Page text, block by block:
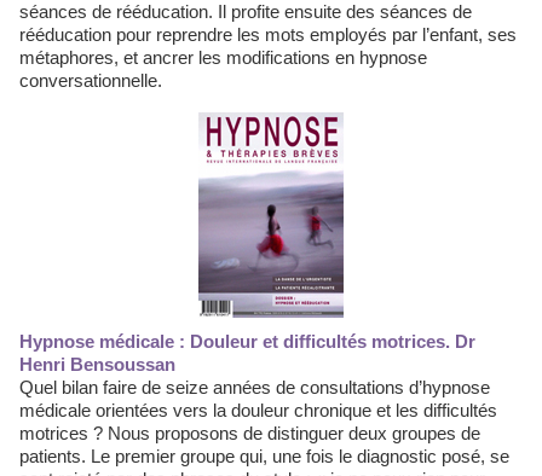
séances de rééducation. Il profite ensuite des séances de
rééducation pour reprendre les mots employés par l’enfant, ses
métaphores, et ancrer les modifications en hypnose
conversationnelle.
Hypnose médicale : Douleur et difficultés motrices. Dr
Henri Bensoussan
Quel bilan faire de seize années de consultations d’hypnose
médicale orientées vers la douleur chronique et les difficultés
motrices ? Nous proposons de distinguer deux groupes de
patients. Le premier groupe qui, une fois le diagnostic posé, se